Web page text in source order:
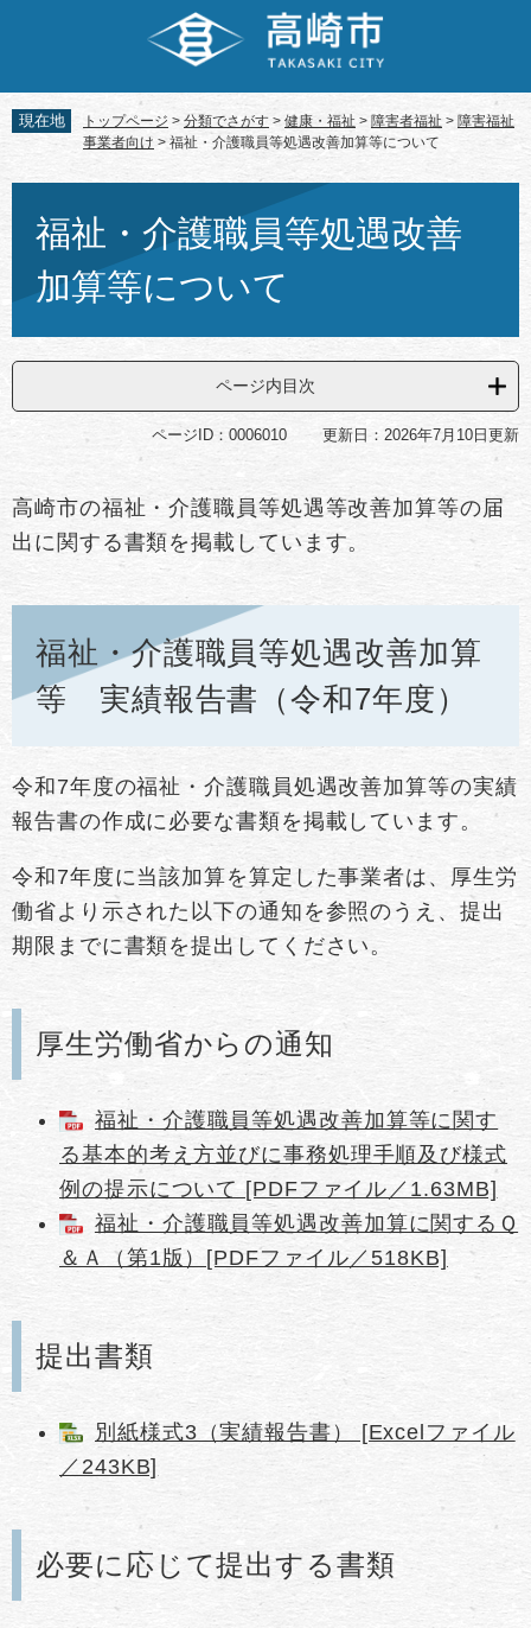
先
頭
す。
を
飛
し
現在地 トップページ > 分類でさがす > 健康・福祉 > 障害者福祉 > 障害福祉
事業者向け > 福祉・介護職員等処遇改善加算等について
福祉・介護職員等処遇改善
加算等について
ページ内目次
ページID：0006010 更新日：2026年7月10日更新
高崎市の福祉・介護職員等処遇等改善加算等の届
出に関する書類を掲載しています。
福祉・介護職員等処遇改善加算
等 実績報告書（令和7年度）
令和7年度の福祉・介護職員処遇改善加算等の実績
報告書の作成に必要な書類を掲載しています。
令和7年度に当該加算を算定した事業者は、厚生労
働省より示された以下の通知を参照のうえ、提出
期限までに書類を提出してください。
厚生労働省からの通知
福祉・介護職員等処遇改善加算等に関す
る基本的考え方並びに事務処理手順及び様式
例の提示について [PDFファイル／1.63MB]
福祉・介護職員等処遇改善加算に関するＱ
＆Ａ（第1版）[PDFファイル／518KB]
提出書類
別紙様式3（実績報告書） [Excelファイル
／243KB]
必要に応じて提出する書類